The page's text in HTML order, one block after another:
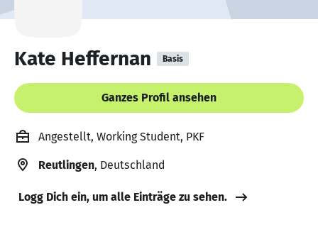
Kate Heffernan Basis
Ganzes Profil ansehen
Angestellt, Working Student, PKF
Reutlingen, Deutschland
Logg Dich ein, um alle Einträge zu sehen.